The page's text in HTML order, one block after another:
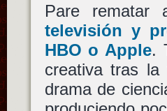
Pare rematar
televisión y
HBO o Apple.
creativa tras la
drama de